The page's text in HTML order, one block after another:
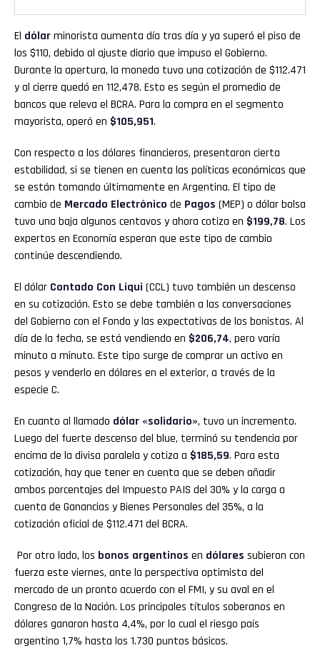
El dólarminorista aumenta día tras día y ya superó el piso de
los $110, debido al ajuste diario que impuso el Gobierno.
Durante la apertura, la moneda tuvo una cotización de $112.471
y al cierre quedó en 112,478. Esto es según el promedio de
bancos que releva el BCRA. Para la compra en el segmento
mayorista, operó en $105,951.
Con respecto a los dólares financieros, presentaron cierta
estabilidad, si se tienen en cuenta las políticas económicas que
se están tomando últimamente en Argentina. El tipo de
cambio de Mercado Electrónico de Pagos (MEP) o dólar bolsa
tuvo una baja algunos centavos y ahora cotiza en $199,78. Los
expertos en Economía esperan que este tipo de cambio
continúe descendiendo.
El dólar Contado Con Liqui (CCL) tuvo también un descenso
en su cotización. Esto se debe también a las conversaciones
del Gobierno con el Fondo y las expectativas de los bonistas. Al
día de la fecha, se está vendiendo en $206,74, pero varía
minuto a minuto. Este tipo surge de comprar un activo en
pesos y venderlo en dólares en el exterior, a través de la
especie C.
En cuanto al llamado dólar «solidario», tuvo un incremento.
Luego del fuerte descenso del blue, terminó su tendencia por
encima de la divisa paralela y cotiza a $185,59. Para esta
cotización, hay que tener en cuenta que se deben añadir
ambos porcentajes del Impuesto PAIS del 30% y la carga a
cuenta de Ganancias y Bienes Personales del 35%, a la
cotización oficial de $112.471 del BCRA.
Por otro lado, los bonos argentinos en dólares subieron con
fuerza este viernes, ante la perspectiva optimista del
mercado de un pronto acuerdo con el FMI, y su aval en el
Congreso de la Nación. Los principales títulos soberanos en
dólares ganaron hasta 4,4%, por lo cual el riesgo país
argentino 1,7% hasta los 1.730 puntos básicos.